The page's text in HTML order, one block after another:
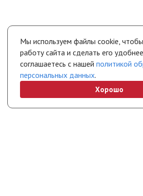
Мы используем файлы cookie,
работу сайта и сделать его
соглашаетесь с нашей политикой
персональных данных.
Хорошо